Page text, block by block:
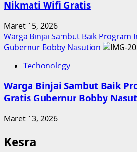
Nikmati Wifi Gratis
Maret 15, 2026
Warga Binjai Sambut Baik Program
Gubernur Bobby Nasution
Techonology
Warga Binjai Sambut Baik
Gratis Gubernur Bobby
Maret 13, 2026
Kesra